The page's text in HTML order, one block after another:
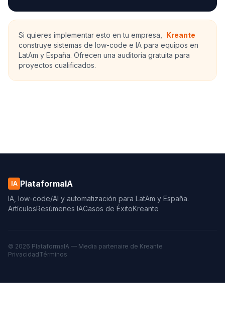
Si quieres implementar esto en tu empresa,
Kreante
construye sistemas de low-code e IA para equipos en
LatAm y España. Ofrecen una auditoría gratuita para
proyectos cualificados.
IA PlataformaIA
IA, low-code/AI y automatización para LatAm y España.
ArtículosResúmenes IACasos de ÉxitoKreante
© 2026 PlataformaIA — Media partenaire de Kreante
PrivacidadTérminos